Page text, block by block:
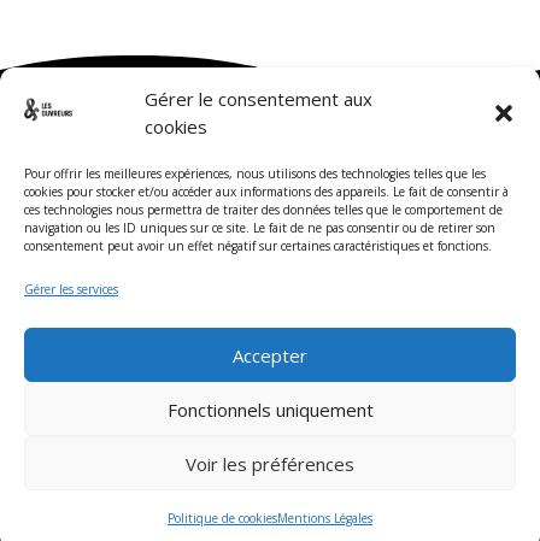
Gérer le consentement aux
cookies
Pour offrir les meilleures expériences, nous utilisons des technologies telles que les
cookies pour stocker et/ou accéder aux informations des appareils. Le fait de consentir à
ces technologies nous permettra de traiter des données telles que le comportement de
navigation ou les ID uniques sur ce site. Le fait de ne pas consentir ou de retirer son
consentement peut avoir un effet négatif sur certaines caractéristiques et fonctions.
Gérer les services
Accepter
Fonctionnels uniquement
Voir les préférences
Politique de cookiesMentions Légales
Adresse
Email
info@lesouvreurs.fr